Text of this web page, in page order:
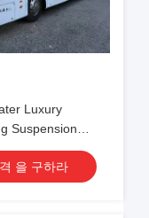
Luxury
Suspension
Tour Bus
을 구하라